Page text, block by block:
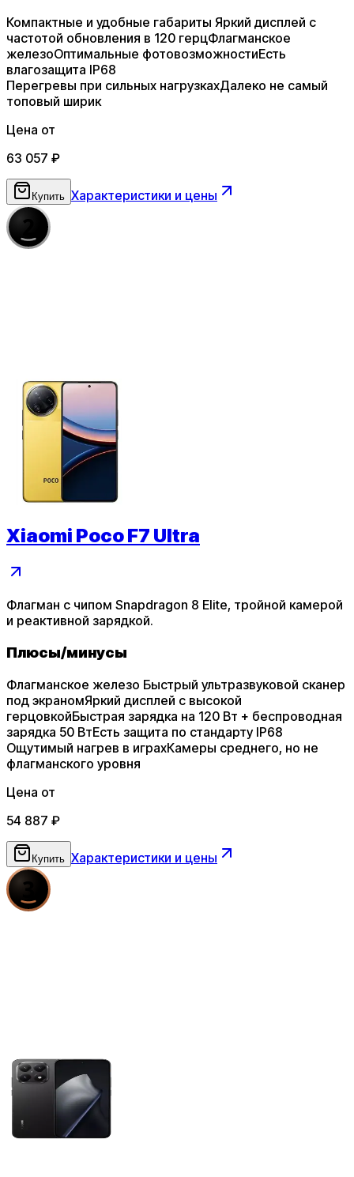
Компактные и удобные габариты Яркий дисплей с
частотой обновления в 120 герцФлагманское
железоОптимальные фотовозможностиЕсть
влагозащита IP68
Перегревы при сильных нагрузкахДалеко не самый
топовый ширик
Цена от
63 057 ₽
Купить Характеристики и цены
2
Xiaomi Poco F7 Ultra
Флагман с чипом Snapdragon 8 Elite, тройной камерой
и реактивной зарядкой.
Плюсы/минусы
Флагманское железо Быстрый ультразвуковой сканер
под экраномЯркий дисплей с высокой
герцовкойБыстрая зарядка на 120 Вт + беспроводная
зарядка 50 ВтЕсть защита по стандарту IP68
Ощутимый нагрев в играхКамеры среднего, но не
флагманского уровня
Цена от
54 887 ₽
Купить Характеристики и цены
3